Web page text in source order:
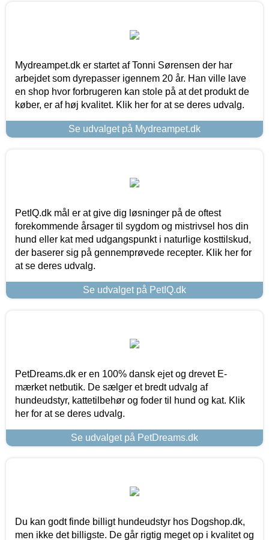
Mydreampet.dk er startet af Tonni Sørensen der har
arbejdet som dyrepasser igennem 20 år. Han ville lave
en shop hvor forbrugeren kan stole på at det produkt de
køber, er af høj kvalitet. Klik her for at se deres udvalg.
Se udvalget på Mydreampet.dk
PetIQ.dk mål er at give dig løsninger på de oftest
forekommende årsager til sygdom og mistrivsel hos din
hund eller kat med udgangspunkt i naturlige kosttilskud,
der baserer sig på gennemprøvede recepter. Klik her for
at se deres udvalg.
Se udvalget på PetIQ.dk
PetDreams.dk er en 100% dansk ejet og drevet E-
mærket netbutik. De sælger et bredt udvalg af
hundeudstyr, kattetilbehør og foder til hund og kat. Klik
her for at se deres udvalg.
Se udvalget på PetDreams.dk
Du kan godt finde billigt hundeudstyr hos Dogshop.dk,
men ikke det billigste. De går rigtig meget op i kvalitet og